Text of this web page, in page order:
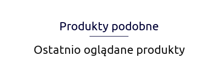
Amiplay
Produkty podobne
Ostatnio oglądane produkty